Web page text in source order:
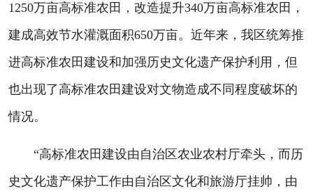
1250万亩高标准农田，改造提升340万亩高标准农田，
建成高效节水灌溉面积650万亩。近年来，我区统筹推
进高标准农田建设和加强历史文化遗产保护利用，但
也出现了高标准农田建设对文物造成不同程度破坏的
情况。
“高标准农田建设由自治区农业农村厅牵头，而历
史文化遗产保护工作由自治区文化和旅游厅挂帅，由